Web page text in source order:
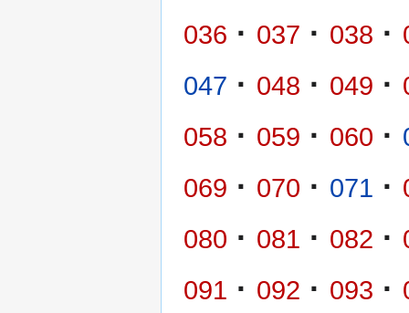
036 · 037 · 038 ·
047 · 048 · 049 ·
058 · 059 · 060 ·
069 · 070 · 071 ·
080 · 081 · 082 ·
091 · 092 · 093 ·